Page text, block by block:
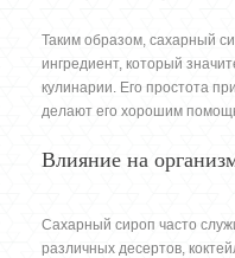
Таким образом, сахарный
ингредиент, который
кулинарии. Его простота
делают его хорошим
Влияние на
Сахарный сироп часто
различных десертов,